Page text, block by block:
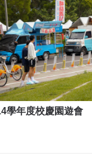
學年度校慶園遊會